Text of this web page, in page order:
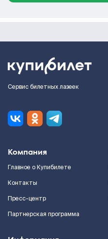
Сервис билетных лазеек
Компания
Главное о Купибилете
Контакты
Пресс-центр
Партнерская программа